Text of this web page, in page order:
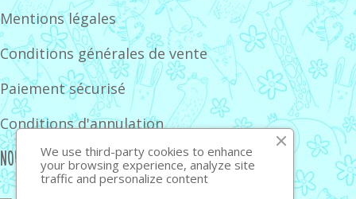
Mentions légales
Conditions générales de vente
Paiement sécurisé
Conditions d'annulation
NOUS SUIVREWe use third-party cookies to enhance
your browsing experience, analyze site
traffic and personalize content